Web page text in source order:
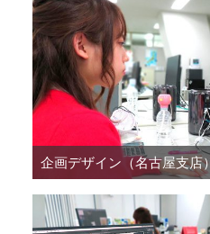
企画デザイン（名古屋支店）